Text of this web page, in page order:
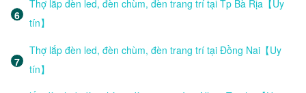
Thợ lắp đèn led, đèn chùm, đèn trang trí tại Tp Bà Rịa【Uy
tín】
Thợ lắp đèn led, đèn chùm, đèn trang trí tại Đồng Nai【Uy
tín】